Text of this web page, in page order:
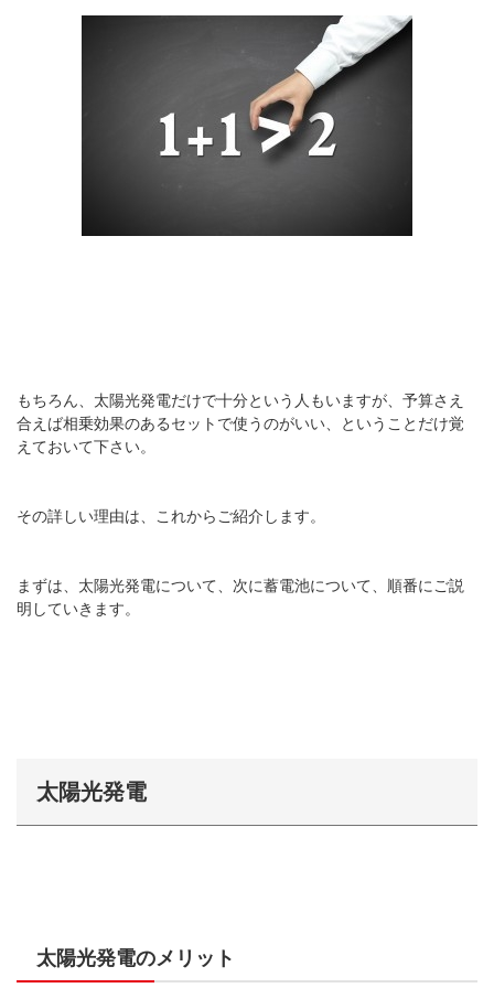
もちろん、太陽光発電だけで十分という人もいますが、予算さえ
合えば相乗効果のあるセットで使うのがいい、ということだけ覚
えておいて下さい。
その詳しい理由は、これからご紹介します。
まずは、太陽光発電について、次に蓄電池について、順番にご説
明していきます。
太陽光発電
太陽光発電のメリット